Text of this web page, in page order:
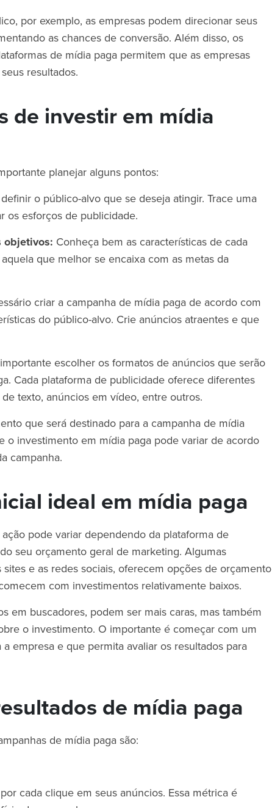
por exemplo, as empresas podem direcionar seus
as chances de conversão. Além disso, os
de mídia paga permitem que as empresas
resultados.
de investir em mídia
planejar alguns pontos:
o público-alvo que se deseja atingir. Trace uma
os esforços de publicidade.
objetivos: Conheça bem as características de cada
que melhor se encaixa com as metas da
criar a campanha de mídia paga de acordo com
do público-alvo. Crie anúncios atraentes e que
escolher os formatos de anúncios que serão
Cada plataforma de publicidade oferece diferentes
texto, anúncios em vídeo, entre outros.
que será destinado para a campanha de mídia
o investimento em mídia paga pode variar de acordo
campanha.
ideal em mídia paga
pode variar dependendo da plataforma de
seu orçamento geral de marketing. Algumas
e as redes sociais, oferecem opções de orçamento
com investimentos relativamente baixos.
em buscadores, podem ser mais caras, mas também
o investimento. O importante é começar com um
empresa e que permita avaliar os resultados para
de mídia paga
de mídia paga são:
cada clique em seus anúncios. Essa métrica é